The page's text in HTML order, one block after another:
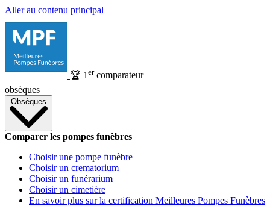
Aller au contenu principal
🏆 1 ercomparateur
obsèques
Obsèques
Comparer les pompes funèbres
Choisir une pompe funèbre
Choisir un crematorium
Choisir un funérarium
Choisir un cimetière
En savoir plus sur la certification Meilleures Pompes Funèbres